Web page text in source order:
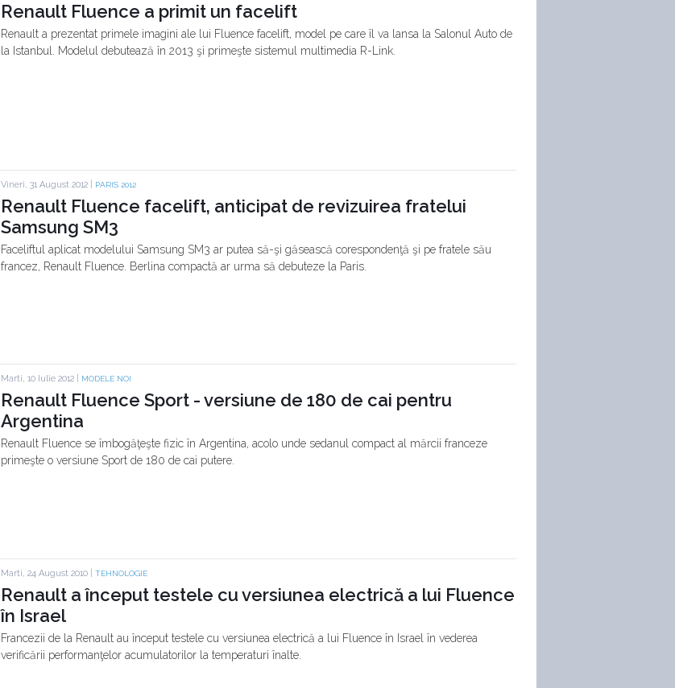
Renault Fluence a primit un facelift
Renault a prezentat primele imagini ale lui Fluence facelift, model pe care îl va lansa la Salonul Auto de
la Istanbul. Modelul debutează în 2013 şi primeşte sistemul multimedia R-Link.
Vineri, 31 August 2012 | PARIS 2012
Renault Fluence facelift, anticipat de revizuirea fratelui
Samsung SM3
Faceliftul aplicat modelului Samsung SM3 ar putea să-şi găsească corespondenţă şi pe fratele său
francez, Renault Fluence. Berlina compactă ar urma să debuteze la Paris.
Marti, 10 Iulie 2012 | MODELE NOI
Renault Fluence Sport - versiune de 180 de cai pentru
Argentina
Renault Fluence se îmbogăţeşte fizic în Argentina, acolo unde sedanul compact al mărcii franceze
primeşte o versiune Sport de 180 de cai putere.
Marti, 24 August 2010 | TEHNOLOGIE
Renault a început testele cu versiunea electrică a lui Fluence
în Israel
Francezii de la Renault au început testele cu versiunea electrică a lui Fluence în Israel în vederea
verificării performanţelor acumulatorilor la temperaturi înalte.